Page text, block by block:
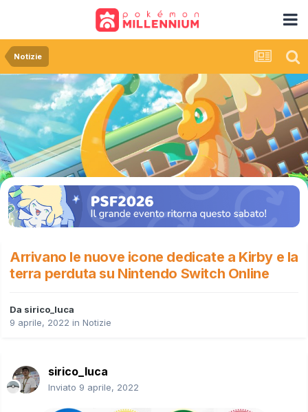
Notizie
Arrivano le nuove icone dedicate a Kirby e la
terra perduta su Nintendo Switch Online
Da sirico_luca
9 aprile, 2022 in Notizie
sirico_luca
Inviato 9 aprile, 2022